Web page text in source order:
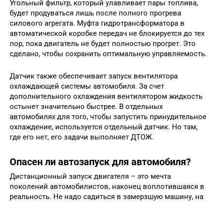
Угольный фильтр, который улавливает пары топлива,
будет продуваться лишь после полного прогрева
силового агрегата. Муфта гидротрансформатора в
автоматической коробке передач не блокируется до тех
пор, пока двигатель не будет полностью прогрет. Это
сделано, чтобы сохранить оптимальную управляемость.
Датчик также обеспечивает запуск вентилятора
охлаждающей системы автомобиля. За счет
дополнительного охлаждения вентилятором жидкость
остынет значительно быстрее. В отдельных
автомобилях для того, чтобы запустить принудительное
охлаждение, используется отдельный датчик. Но там,
где его нет, его задачи выполняет ДТОЖ.
Опасен ли автозапуск для автомобиля?
Дистанционный запуск двигателя – это мечта
поколений автомобилистов, наконец воплотившаяся в
реальность. Не надо садиться в замерзшую машину, на